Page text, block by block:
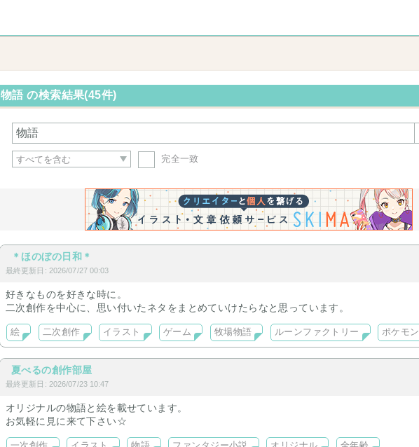
物語 の検索結果(45件)
完全一致
＊ほのぼの日和＊
最終更新日: 2026/07/27 00:03
好きなものを好きな時に。
二次創作を中心に、思い付いたネタをまとめていけたらなと思っています。
絵 二次創作 イラスト ゲーム 牧場物語 ルーンファクトリー ポケモン
夏べるの創作部屋
最終更新日: 2026/07/23 10:47
オリジナルの物語と絵を載せています。
お気軽に見に来て下さい☆